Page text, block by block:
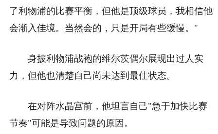
了利物浦的比赛平衡，但他是顶级球员，我相信他
会渐入佳境。当然会的，只是开局有些缓慢。"
身披利物浦战袍的维尔茨偶尔展现出过人实
力，但他也清楚自己尚未达到最佳状态。
在对阵水晶宫前，他坦言自己"急于加快比赛
节奏"可能是导致问题的原因。